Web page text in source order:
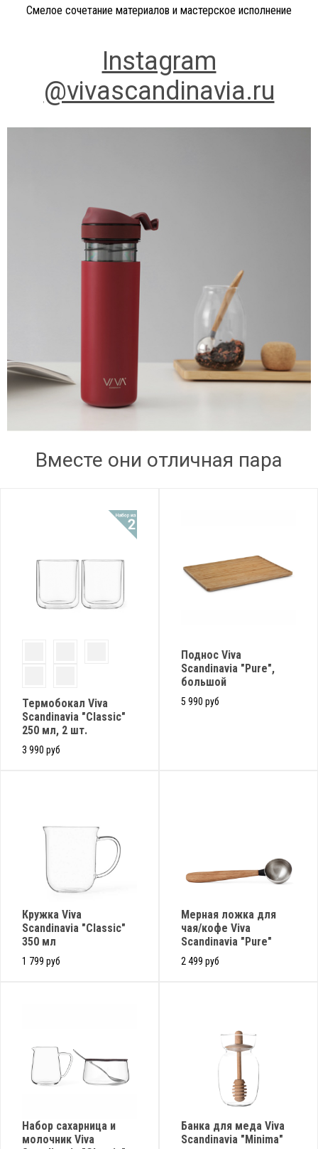
Смелое сочетание материалов и мастерское исполнение
Instagram
@vivascandinavia.ru
Вместе они отличная пара
Термобокал Viva
Scandinavia "Classic"
250 мл, 2 шт.
3 990 руб
Поднос Viva
Scandinavia "Pure",
большой
5 990 руб
Кружка Viva
Scandinavia "Classic"
350 мл
1 799 руб
Мерная ложка для
чая/кофе Viva
Scandinavia "Pure"
2 499 руб
Набор сахарница и
молочник Viva
Банка для меда Viva
Scandinavia "Minima"